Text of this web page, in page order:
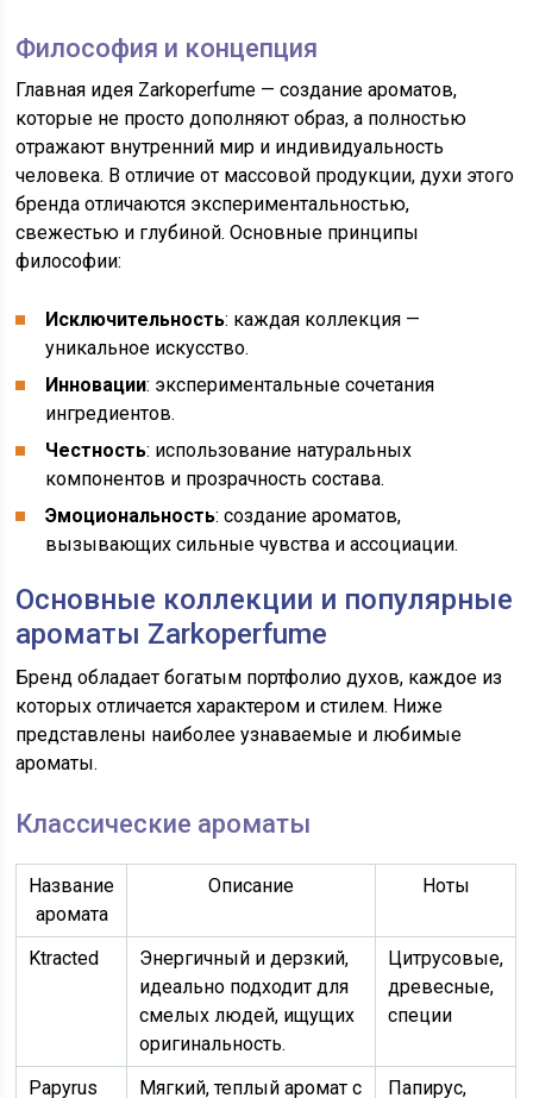
Философия и концепция
Главная идея Zarkoperfume — создание ароматов,
которые не просто дополняют образ, а полностью
отражают внутренний мир и индивидуальность
человека. В отличие от массовой продукции, духи этого
бренда отличаются экспериментальностью,
свежестью и глубиной. Основные принципы
философии:
Исключительность: каждая коллекция —
уникальное искусство.
Инновации: экспериментальные сочетания
ингредиентов.
Честность: использование натуральных
компонентов и прозрачность состава.
Эмоциональность: создание ароматов,
вызывающих сильные чувства и ассоциации.
Основные коллекции и популярные
ароматы Zarkoperfume
Бренд обладает богатым портфолио духов, каждое из
которых отличается характером и стилем. Ниже
представлены наиболее узнаваемые и любимые
ароматы.
Классические ароматы
Название
аромата
Описание Ноты
Ktracted
Энергичный и дерзкий,
идеально подходит для
смелых людей, ищущих
оригинальность.
Цитрусовые,
древесные,
специи
Papyrus Мягкий, теплый аромат с Папирус,